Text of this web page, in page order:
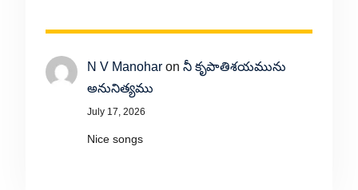
N V Manoharon నీ కృపాతిశయమును
అనునిత్యము
July 17, 2026
Nice songs